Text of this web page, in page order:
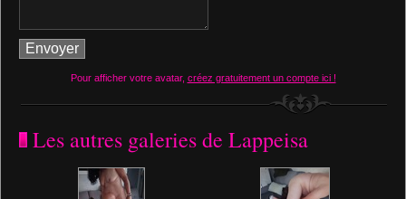
Pour afficher votre avatar, créez gratuitement un compte ici !
Les autres galeries de Lappeisa